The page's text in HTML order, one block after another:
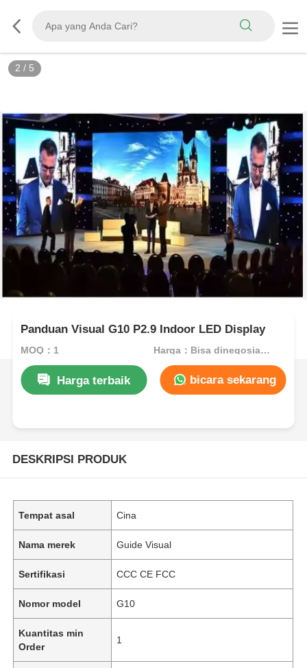
2 / 5
Panduan Visual G10 P2.9 Indoor LED Display
MOQ：1 Harga：Bisa dinegosiasikan
Harga terbaik bicara sekarang
DESKRIPSI PRODUK
Tempat asal Cina
Nama merek Guide Visual
Sertifikasi CCC CE FCC
Nomor model G10
Kuantitas min
Order
1